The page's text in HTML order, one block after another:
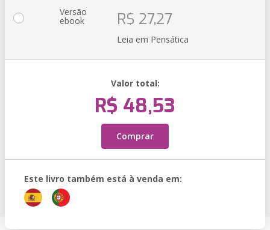
Versão
ebook R$ 27,27
Leia em Pensática
Valor total:
R$ 48,53
Comprar
Este livro também está à venda em: